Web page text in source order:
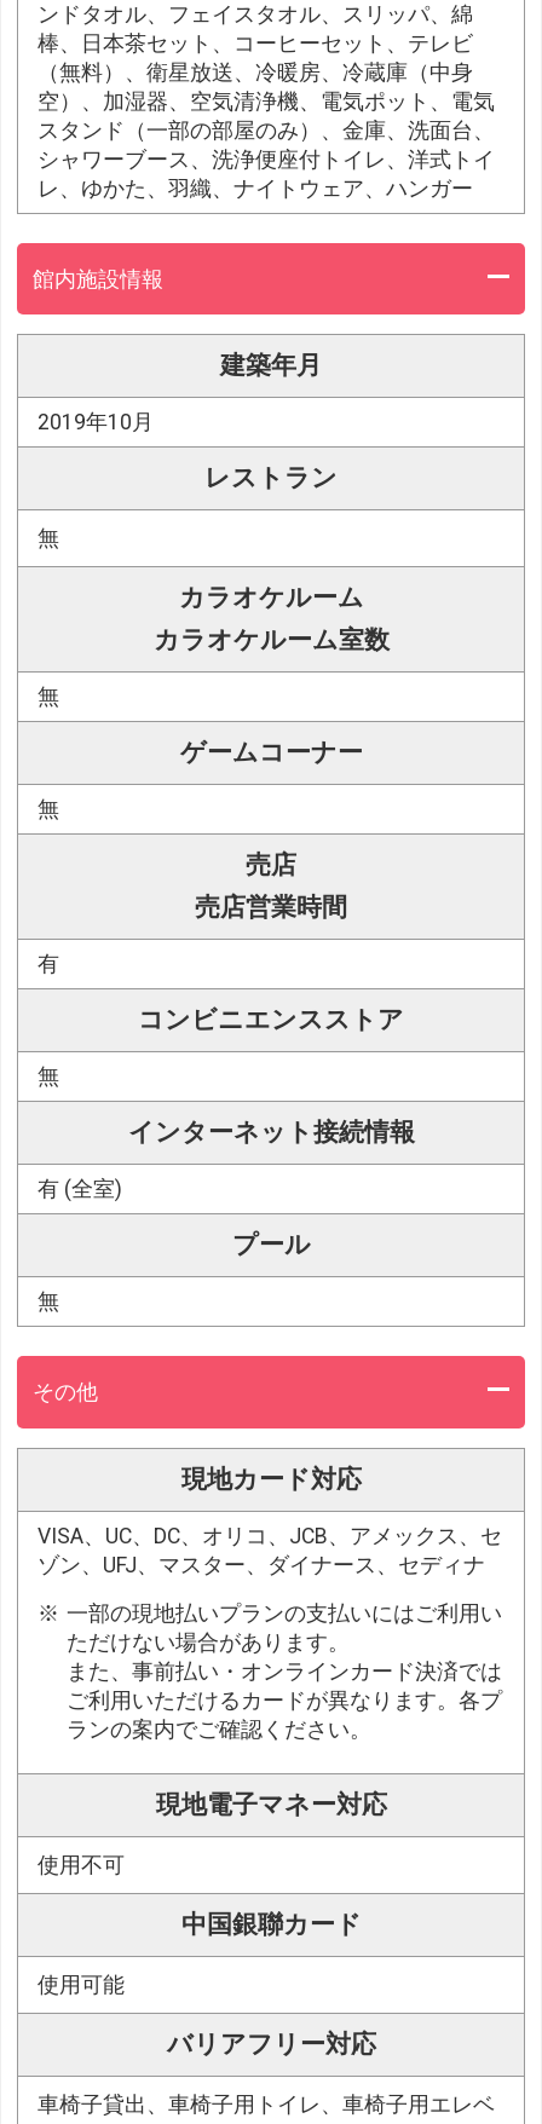
ンドタオル、フェイスタオル、スリッパ、綿
棒、日本茶セット、コーヒーセット、テレビ
（無料）、衛星放送、冷暖房、冷蔵庫（中身
空）、加湿器、空気清浄機、電気ポット、電気
スタンド（一部の部屋のみ）、金庫、洗面台、
シャワーブース、洗浄便座付トイレ、洋式トイ
レ、ゆかた、羽織、ナイトウェア、ハンガー
館内施設情報
建築年月
2019年10月
レストラン
無
カラオケルーム
カラオケルーム室数
無
ゲームコーナー
無
売店
売店営業時間
有
コンビニエンスストア
無
インターネット接続情報
有 (全室)
プール
無
その他
現地カード対応
VISA、UC、DC、オリコ、JCB、アメックス、セ
ゾン、UFJ、マスター、ダイナース、セディナ
一部の現地払いプランの支払いにはご利用い
ただけない場合があります。
また、事前払い・オンラインカード決済では
ご利用いただけるカードが異なります。各プ
ランの案内でご確認ください。
現地電子マネー対応
使用不可
中国銀聯カード
使用可能
バリアフリー対応
車椅子貸出、車椅子用トイレ、車椅子用エレベ